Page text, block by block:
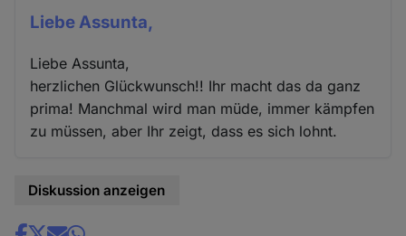
Liebe Assunta,
Liebe Assunta,
herzlichen Glückwunsch!! Ihr macht das da ganz
prima! Manchmal wird man müde, immer kämpfen
zu müssen, aber Ihr zeigt, dass es sich lohnt.
Diskussion anzeigen